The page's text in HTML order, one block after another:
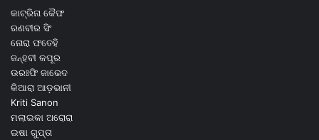
କାଟ୍ରିନା କୈଫ
ରଣବୀର ସିଂ
ନୋରା ଫତେହି
ଜନ୍ହବୀ କପୂର
ଉରଃଫି ଜାଭେଦ
କିଆରା ଆଡ଼ଭାନୀ
Kriti Sanon
ମଲାଇକା ଅରୋରା
ଇଷା ଗୁପ୍ତା